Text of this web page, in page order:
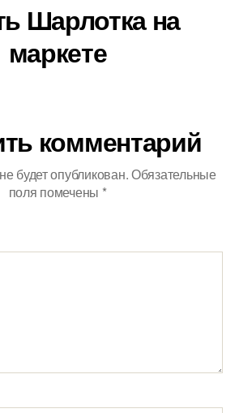
Шарлотка на
маркете
комментарий
будет опубликован.Обязательные
поля помечены *